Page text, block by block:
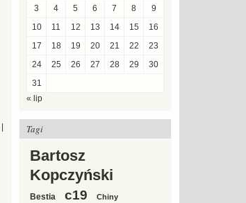
3
4 5 6 7 8
9
10
11 12 13 14 15
16
17
18 19 20 21 22
23
24
25 26 27 28 29
30
31
« lip
Tagi
Bartosz
Kopczyński
Bestia c19 Chiny